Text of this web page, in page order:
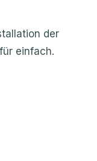
der
einfach.